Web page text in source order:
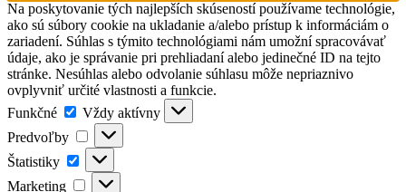
Na poskytovanie tých najlepších skúseností používame technológie,
ako sú súbory cookie na ukladanie a/alebo prístup k informáciám o
zariadení. Súhlas s týmito technológiami nám umožní spracovávať
údaje, ako je správanie pri prehliadaní alebo jedinečné ID na tejto
stránke. Nesúhlas alebo odvolanie súhlasu môže nepriaznivo
ovplyvniť určité vlastnosti a funkcie.
Funkčné
Funkčné
Vždy aktívny
Predvoľby
Predvoľby
Štatistiky Štatistiky
Marketing Marketing